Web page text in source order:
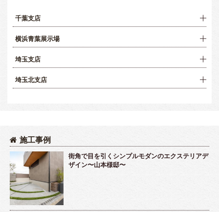
千葉支店
横浜青葉展示場
埼玉支店
埼玉北支店
施工事例
街角で目を引くシンプルモダンのエクステリアデ
ザイン〜山本様邸〜